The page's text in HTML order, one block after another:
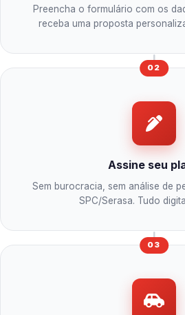
Preencha o formulário com os
receba uma proposta
02
Assine seu
Sem burocracia, sem análise de
SPC/Serasa. Tudo
03